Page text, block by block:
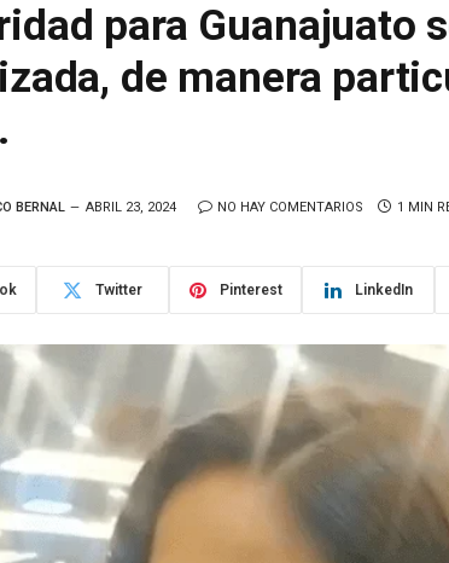
para Guanajuato
de manera
BERNAL ABRIL 23, 2024 NO HAY COMENTARIOS 1 MIN
Twitter Pinterest LinkedIn